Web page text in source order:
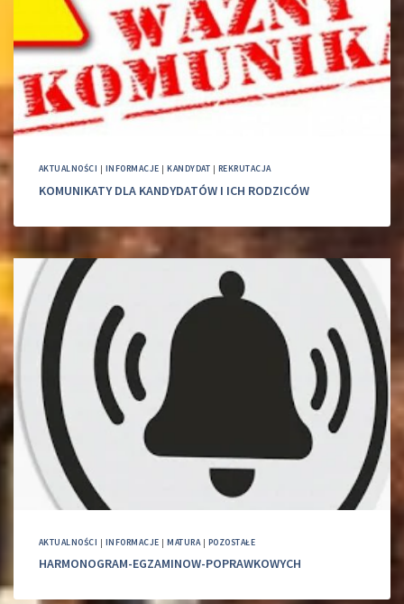
AKTUALNOŚCI | INFORMACJE |KANDYDAT | REKRUTACJA
KOMUNIKATY DLA KANDYDATÓW I ICH RODZICÓW
AKTUALNOŚCI | INFORMACJE |MATURA | POZOSTAŁE
HARMONOGRAM-EGZAMINOW-POPRAWKOWYCH